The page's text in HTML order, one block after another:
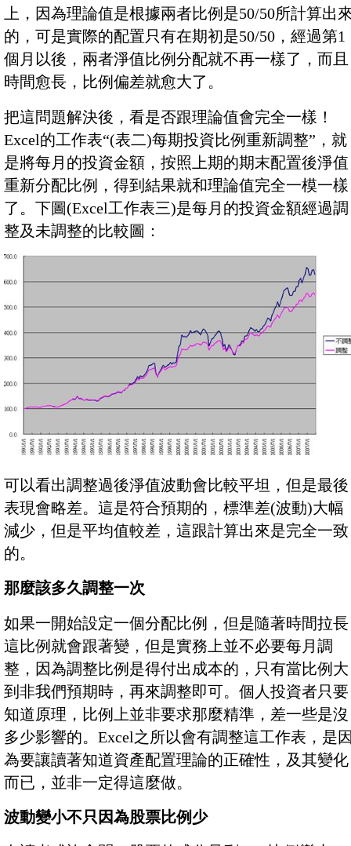
上，因為理論值是根據兩者比例是50/50所計算出
的，可是實際的配置只有在期初是50/50，經過第1
個月以後，兩者淨值比例分配就不再一樣了，而且
時間愈長，比例偏差就愈大了。
把這問題解決後，看是否跟理論值會完全一樣！
Excel的工作表“(表二)每期投資比例重新調整”，就
是將每月的投資金額，按照上期的期末配置後淨值
重新分配比例，得到結果就和理論值完全一模一樣
了。下圖(Excel工作表三)是每月的投資金額經過調
整及未調整的比較圖：
可以看出調整過後淨值波動會比較平坦，但是最後
表現會略差。這是符合預期的，標準差(波動)大幅
減少，但是平均值較差，這跟計算出來是完全一致
的。
那麼該多久調整一次
如果一開始設定一個分配比例，但是隨著時間拉長
這比例就會跟著變，但是實務上並不必要每月調
整，因為調整比例是得付出成本的，只有當比例大
到非我們預期時，再來調整即可。個人投資者只要
知道原理，比例上並非要求那麼精準，差一些是沒
多少影響的。Excel之所以會有調整這工作表，是
為要讓讀著知道資產配置理論的正確性，及其變化
而已，並非一定得這麼做。
波動變小不只因為股票比例少